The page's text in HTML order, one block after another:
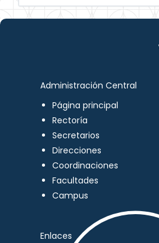
Administración Central
Página principal
Rectoría
Secretarios
Direcciones
Coordinaciones
Facultades
Campus
Enlaces